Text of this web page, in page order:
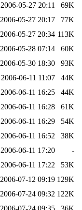
2006-05-27 20:11
69K
2006-05-27 20:17
77K
2006-05-27 20:34 113K
2006-05-28 07:14
60K
2006-05-30 18:30
93K
2006-06-11 11:07
44K
2006-06-11 16:25
44K
2006-06-11 16:28
61K
2006-06-11 16:29
54K
2006-06-11 16:52
38K
2006-06-11 17:20
-
2006-06-11 17:22
53K
2006-07-12 09:19 129K
2006-07-24 09:32 122K
2006-07-24 09:35
36K